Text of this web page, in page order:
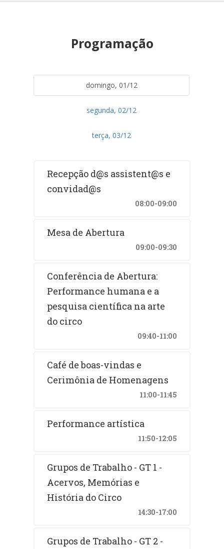
Programação
domingo, 01/12
segunda, 02/12
terça, 03/12
Recepção d@s assistent@s e
convidad@s
08:00-09:00
Mesa de Abertura
09:00-09:30
Conferência de Abertura:
Performance humana e a
pesquisa científica na arte
do circo
09:40-11:00
Café de boas-vindas e
Cerimônia de Homenagens
11:00-11:45
Performance artística
11:50-12:05
Grupos de Trabalho - GT 1 -
Acervos, Memórias e
História do Circo
14:30-17:00
Grupos de Trabalho - GT 2 -